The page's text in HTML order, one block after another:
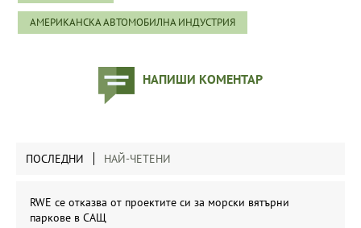
АМЕРИКАНСКА АВТОМОБИЛНА ИНДУСТРИЯ
НАПИШИ КОМЕНТАР
ПОСЛЕДНИ НАЙ-ЧЕТЕНИ
RWE се отказва от проектите си за морски вятърни
паркове в САЩ